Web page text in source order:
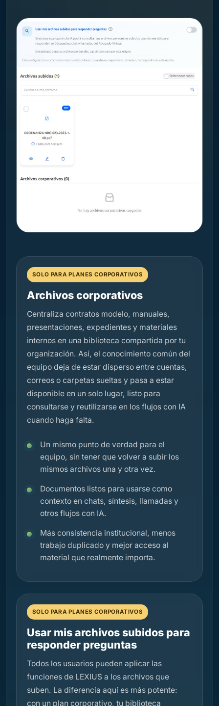
SOLO PARA PLANES CORPORATIVOS
Archivos corporativos
Centraliza contratos modelo, manuales,
presentaciones, expedientes y materiales
internos en una biblioteca compartida por tu
organización. Así, el conocimiento común del
equipo deja de estar disperso entre cuentas,
correos o carpetas sueltas y pasa a estar
disponible en un solo lugar, listo para
consultarse y reutilizarse en los flujos con IA
cuando haga falta.
Un mismo punto de verdad para el
equipo, sin tener que volver a subir los
mismos archivos una y otra vez.
Documentos listos para usarse como
contexto en chats, síntesis, llamadas y
otros flujos con IA.
Más consistencia institucional, menos
trabajo duplicado y mejor acceso al
material que realmente importa.
SOLO PARA PLANES CORPORATIVOS
Usar mis archivos subidos para
responder preguntas
Todos los usuarios pueden aplicar las
funciones de LEXIUS a los archivos que
suben. La diferencia aquí es más potente:
con un plan corporativo, tu biblioteca